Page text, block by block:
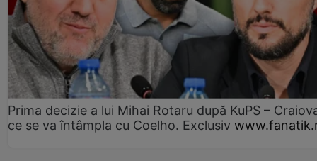
Prima decizie a lui Mihai Rotaru după KuPS –
ce se va întâmpla cu Coelho. Exclusiv